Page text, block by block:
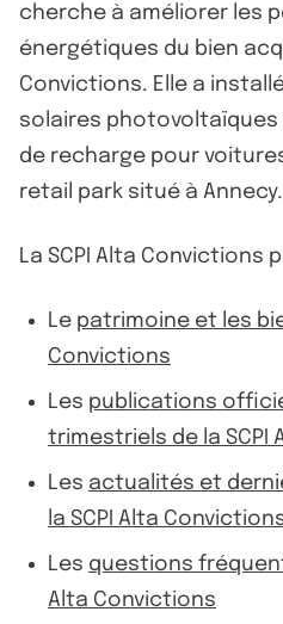
cherche à améliorer les
énergétiques du bien
Convictions. Elle a
solaires photovoltaïques
de recharge pour
retail park situé à Annecy.
La SCPI Alta Convictions
Le patrimoine et les
Convictions
Les publications
trimestriels de la SCPI
Les actualités et
la SCPI Alta
Les questions
Alta Convictions